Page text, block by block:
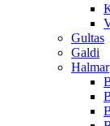
Gultas
Galdi
Halmar